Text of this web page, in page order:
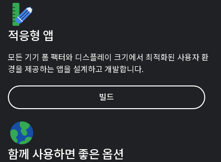
적응형 앱
모든 기기 폼 팩터와 디스플레이 크기에서 최적화된 사용자 환
경을 제공하는 앱을 설계하고 개발합니다.
빌드
함께 사용하면 좋은 옵션